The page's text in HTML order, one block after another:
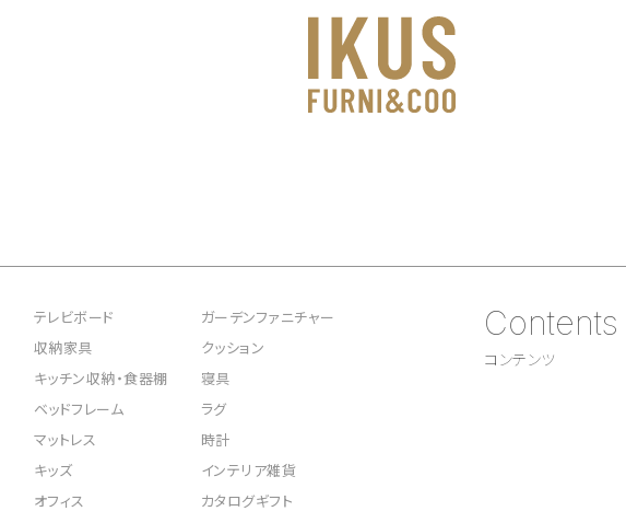
テレビボード
収納家具
キッチン収納・食器棚
ベッドフレーム
マットレス
キッズ
オフィス
ガーデンファニチャー
クッション
寝具
ラグ
時計
インテリア雑貨
カタログギフト
Contents
コンテンツ